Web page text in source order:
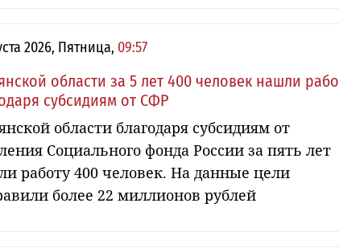
2026, Пятница, 09:57
области за 5 лет 400 человек нашли
субсидиям от СФР
области благодаря субсидиям от
Социального фонда России за пять лет
работу 400 человек. На данные цели
более 22 миллионов рублей